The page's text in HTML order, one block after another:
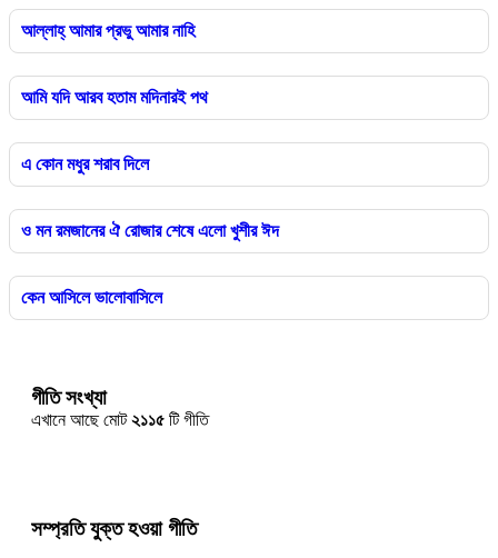
আল্লাহ্ আমার প্রভু আমার নাহি
আমি যদি আরব হতাম মদিনারই পথ
এ কোন মধুর শরাব দিলে
ও মন রমজানের ঐ রোজার শেষে এলো খুশীর ঈদ
কেন আসিলে ভালোবাসিলে
গীতি সংখ্যা
এখানে আছে মোট২১১৫ টি গীতি
সম্প্রতি যুক্ত হওয়া গীতি